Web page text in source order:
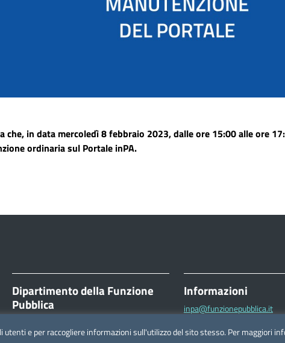
utenti e per raccogliere informazioni sull'utilizzo del sito stesso. Per maggiori
che, in data mercoledì 8 febbraio 2023, dalle ore 15:00 alle ore
ordinaria sul Portale inPA.
Dipartimento della Funzione
Pubblica
00186 Roma
Informazioni
inpa@funzionepubblica.it
FAQ